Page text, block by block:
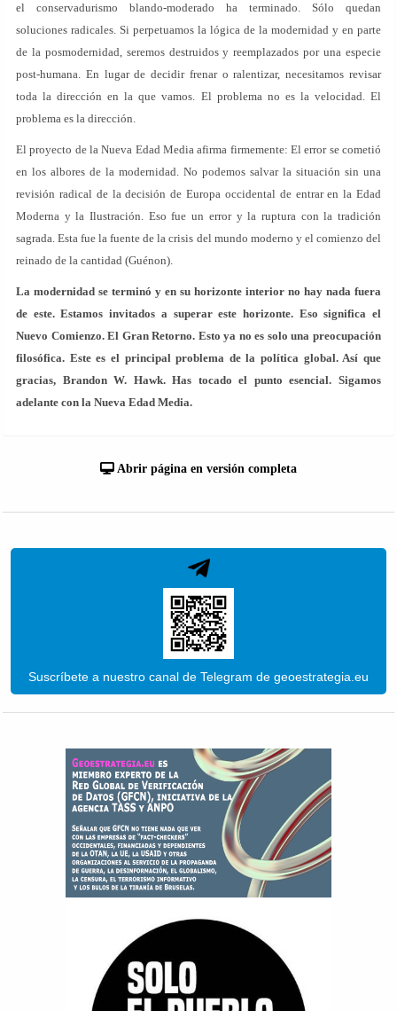
el conservadurismo blando-moderado ha terminado. Sólo quedan
soluciones radicales. Si perpetuamos la lógica de la modernidad y en parte
de la posmodernidad, seremos destruidos y reemplazados por una especie
post-humana. En lugar de decidir frenar o ralentizar, necesitamos revisar
toda la dirección en la que vamos. El problema no es la velocidad. El
problema es la dirección.
El proyecto de la Nueva Edad Media afirma firmemente: El error se cometió
en los albores de la modernidad. No podemos salvar la situación sin una
revisión radical de la decisión de Europa occidental de entrar en la Edad
Moderna y la Ilustración. Eso fue un error y la ruptura con la tradición
sagrada. Esta fue la fuente de la crisis del mundo moderno y el comienzo del
reinado de la cantidad (Guénon).
La modernidad se terminó y en su horizonte interior no hay nada fuera
de este. Estamos invitados a superar este horizonte. Eso significa el
Nuevo Comienzo. El Gran Retorno. Esto ya no es solo una preocupación
filosófica. Este es el principal problema de la política global. Así que
gracias, Brandon W. Hawk. Has tocado el punto esencial. Sigamos
adelante con la Nueva Edad Media.
Abrir página en versión completa
Suscríbete a nuestro canal de Telegram de geoestrategia.eu